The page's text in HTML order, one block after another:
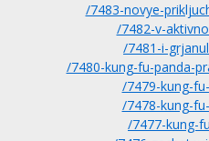
/7483-novye-
/7482-v-
/7481-i-
/7480-kung-fu-panda-
/7479-kung-
/7478-kung-
/7477-kung-